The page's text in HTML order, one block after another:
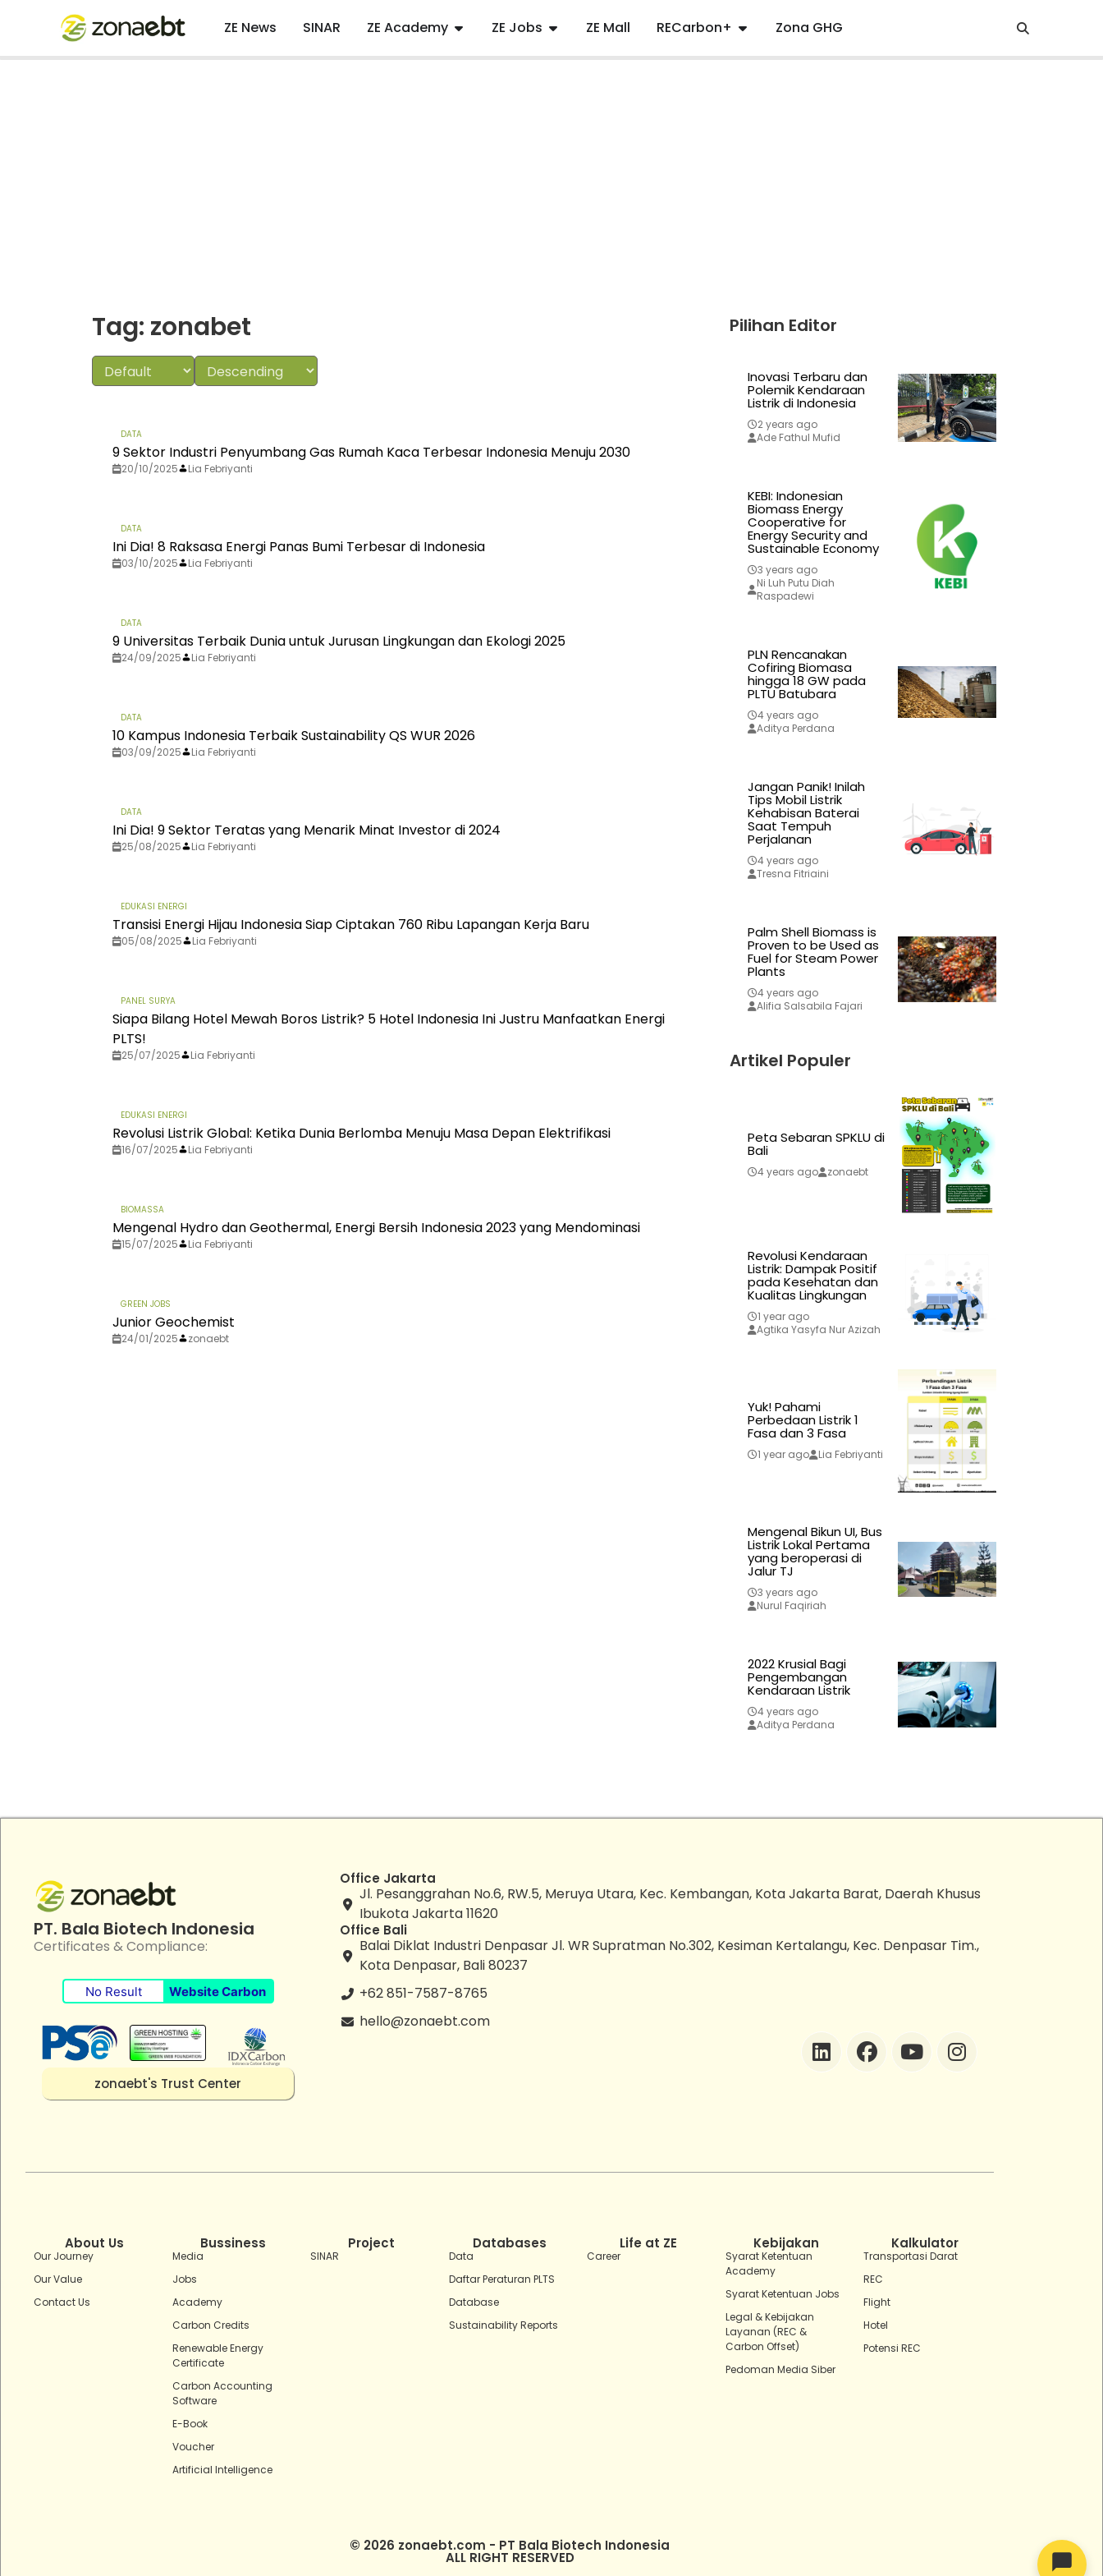
ZE News SINAR ZE Academy ZE Jobs ZE Mall RECarbon+ Zona GHG
Tag: zonabet
DATA
9 Sektor Industri Penyumbang Gas Rumah Kaca Terbesar Indonesia Menuju 2030
20/10/2025 Lia Febriyanti
DATA
Ini Dia! 8 Raksasa Energi Panas Bumi Terbesar di Indonesia
03/10/2025 Lia Febriyanti
DATA
9 Universitas Terbaik Dunia untuk Jurusan Lingkungan dan Ekologi 2025
24/09/2025 Lia Febriyanti
DATA
10 Kampus Indonesia Terbaik Sustainability QS WUR 2026
03/09/2025 Lia Febriyanti
DATA
Ini Dia! 9 Sektor Teratas yang Menarik Minat Investor di 2024
25/08/2025 Lia Febriyanti
EDUKASI ENERGI
Transisi Energi Hijau Indonesia Siap Ciptakan 760 Ribu Lapangan Kerja Baru
05/08/2025 Lia Febriyanti
PANEL SURYA
Siapa Bilang Hotel Mewah Boros Listrik? 5 Hotel Indonesia Ini Justru Manfaatkan Energi
PLTS!
25/07/2025 Lia Febriyanti
EDUKASI ENERGI
Revolusi Listrik Global: Ketika Dunia Berlomba Menuju Masa Depan Elektrifikasi
16/07/2025 Lia Febriyanti
BIOMASSA
Mengenal Hydro dan Geothermal, Energi Bersih Indonesia 2023 yang Mendominasi
15/07/2025 Lia Febriyanti
GREEN JOBS
Junior Geochemist
24/01/2025 zonaebt
Pilihan Editor
Inovasi Terbaru dan
Polemik Kendaraan
Listrik di Indonesia
2 years ago
Ade Fathul Mufid
KEBI: Indonesian
Biomass Energy
Cooperative for
Energy Security and
Sustainable Economy
3 years ago
Ni Luh Putu Diah
Raspadewi
PLN Rencanakan
Cofiring Biomasa
hingga 18 GW pada
PLTU Batubara
4 years ago
Aditya Perdana
Jangan Panik! Inilah
Tips Mobil Listrik
Kehabisan Baterai
Saat Tempuh
Perjalanan
4 years ago
Tresna Fitriaini
Palm Shell Biomass is
Proven to be Used as
Fuel for Steam Power
Plants
4 years ago
Alifia Salsabila Fajari
Artikel Populer
Peta Sebaran SPKLU di
Bali
4 years ago zonaebt
Revolusi Kendaraan
Listrik: Dampak Positif
pada Kesehatan dan
Kualitas Lingkungan
1 year ago
Agtika Yasyfa Nur Azizah
Yuk! Pahami
Perbedaan Listrik 1
Fasa dan 3 Fasa
1 year ago Lia Febriyanti
Mengenal Bikun UI, Bus
Listrik Lokal Pertama
yang beroperasi di
Jalur TJ
3 years ago
Nurul Faqiriah
2022 Krusial Bagi
Pengembangan
Kendaraan Listrik
4 years ago
Aditya Perdana
PT. Bala Biotech Indonesia
Certificates & Compliance:
No Result Website Carbon
zonaebt's Trust Center
Office Jakarta
Jl. Pesanggrahan No.6, RW.5, Meruya Utara, Kec. Kembangan, Kota Jakarta Barat, Daerah Khusus
Ibukota Jakarta 11620
Office Bali
Balai Diklat Industri Denpasar Jl. WR Supratman No.302, Kesiman Kertalangu, Kec. Denpasar Tim.,
Kota Denpasar, Bali 80237
+62 851-7587-8765
hello@zonaebt.com
About Us
Our Journey
Our Value
Contact Us
Bussiness
Media
Jobs
Academy
Carbon Credits
Renewable Energy
Certificate
Carbon Accounting
Software
E-Book
Voucher
Artificial Intelligence
Project
SINAR
Databases
Data
Daftar Peraturan PLTS
Database
Sustainability Reports
Life at ZE
Career
Kebijakan
Syarat Ketentuan
Academy
Syarat Ketentuan Jobs
Legal & Kebijakan
Layanan (REC &
Carbon Offset)
Pedoman Media Siber
Kalkulator
Transportasi Darat
REC
Flight
Hotel
Potensi REC
© 2026 zonaebt.com - PT Bala Biotech Indonesia
ALL RIGHT RESERVED